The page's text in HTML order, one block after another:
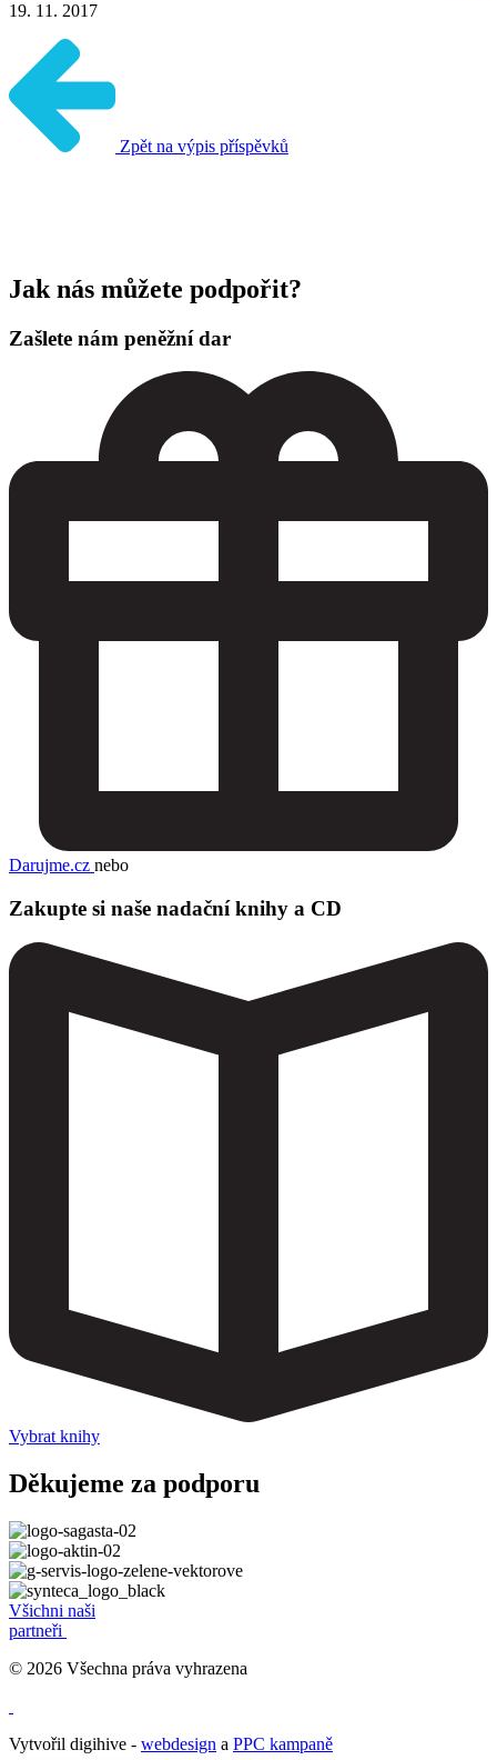
19. 11. 2017
Zpět na výpis příspěvků
Jak nás můžete podpořit?
Zašlete nám peněžní dar
Darujme.cz nebo
Zakupte si naše nadační knihy a CD
Vybrat knihy
Děkujeme za podporu
Všichni naši
partneři
© 2026 Všechna práva vyhrazena
Vytvořil digihive - webdesign a PPC kampaně